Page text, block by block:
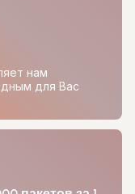
нам
для Вас